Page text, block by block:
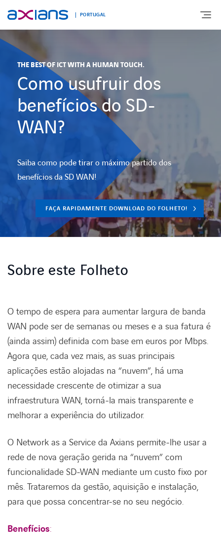
PORTUGAL
EXPERTISE
ENABLING DIGITAL SOCIETY
INDUSTRIES
DIGITAL OFFER
BLOG
AXIANS
INDUSTRIES
DIGITAL OFFER
BLOG
AXIANS
LINKEDININSTAGRAM
YOUTUBE
ACESSIBILIDADE
THE BEST OF ICT WITH A HUMAN TOUCH.
Como usufruir dos
benefícios do SD-
WAN?
Saiba como pode tirar o máximo partido dos
benefícios da SD WAN!
FAÇA RAPIDAMENTE DOWNLOAD DO FOLHETO!
Sobre este Folheto
O tempo de espera para aumentar largura de banda
WAN pode ser de semanas ou meses e a sua fatura é
(ainda assim) definida com base em euros por Mbps.
Agora que, cada vez mais, as suas principais
aplicações estão alojadas na “nuvem”, há uma
necessidade crescente de otimizar a sua
infraestrutura WAN, torná-la mais transparente e
melhorar a experiência do utilizador.
O Network as a Service da Axians permite-lhe usar a
rede de nova geração gerida na “nuvem” com
funcionalidade SD-WAN mediante um custo fixo por
mês. Trataremos da gestão, aquisição e instalação,
para que possa concentrar-se no seu negócio.
Benefícios: